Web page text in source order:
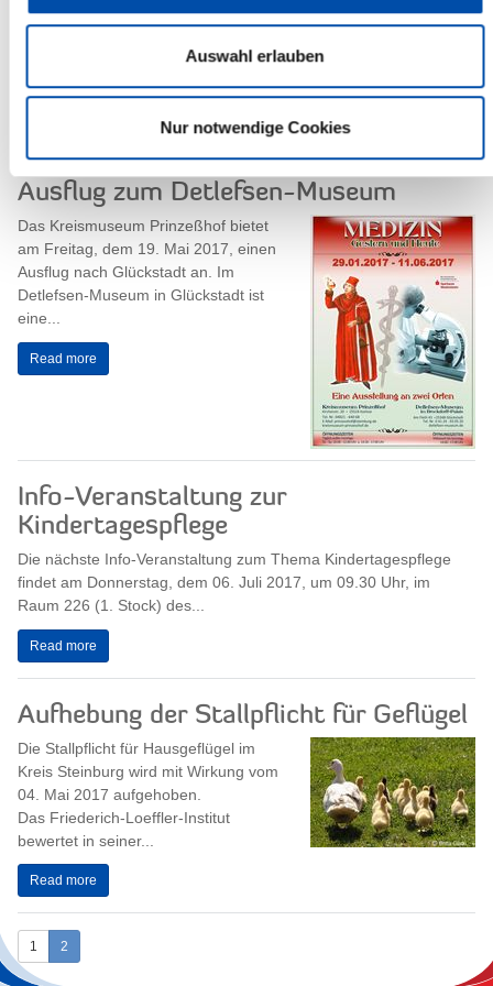
Auswahl erlauben
Nur notwendige Cookies
17.00 Uhr, tagt der Hauptausschuss
Sitzungsort ist der Historische
Kreistagssaal,...
Ausflug zum Detlefsen-Museum
Das Kreismuseum Prinzeßhof bietet
am Freitag, dem 19. Mai 2017, einen
Ausflug nach Glückstadt an. Im
Detlefsen-Museum in Glückstadt ist
eine...
Read more
Info-Veranstaltung zur
Kindertagespflege
Die nächste Info-Veranstaltung zum Thema Kindertagespflege
findet am Donnerstag, dem 06. Juli 2017, um 09.30 Uhr, im
Raum 226 (1. Stock) des...
Read more
Aufhebung der Stallpflicht für Geflügel
Die Stallpflicht für Hausgeflügel im
Kreis Steinburg wird mit Wirkung vom
04. Mai 2017 aufgehoben.
Das Friederich-Loeffler-Institut
bewertet in seiner...
Read more
1 2